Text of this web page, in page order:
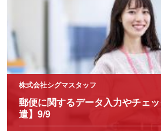
株式会社シグマスタッフ
郵便に関するデータ入力やチェ
遣】9/9